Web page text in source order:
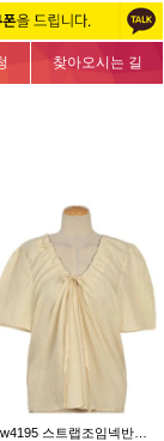
찾아오시는 길